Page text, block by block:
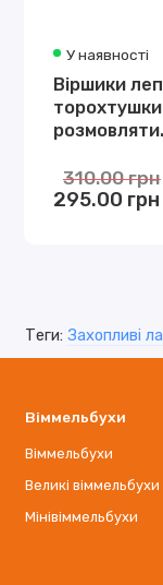
У наявності
Віршики
295.00 грн
310.00 грн
Теги: Захопливі
Віммельбухи
Віммельбухи
Великі віммельбухи
Мінівіммельбухи